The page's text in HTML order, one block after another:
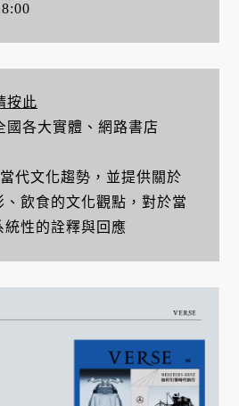
按此
各大實體、網路書店
代文化趨勢，並提供關於
飲食的文化觀點，對於當
性的詮釋與回應